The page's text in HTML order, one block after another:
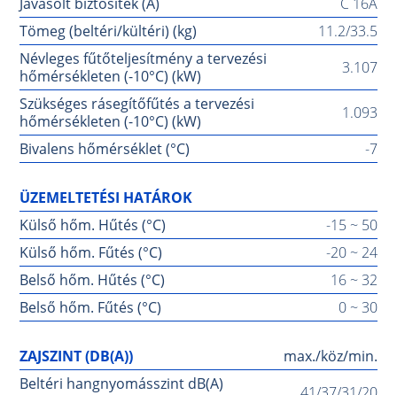
Tömeg (beltéri/kültéri) (kg)
11.2/33.5
Névleges fűtőteljesítmény a tervezési
hőmérsékleten (-10°C) (kW)
3.107
Szükséges rásegítőfűtés a tervezési
hőmérsékleten (-10°C) (kW)
1.093
Bivalens hőmérséklet (°C)
-7
ÜZEMELTETÉSI HATÁROK
Külső hőm. Hűtés (°C)
-15 ~ 50
Külső hőm. Fűtés (°C)
-20 ~ 24
Belső hőm. Hűtés (°C)
16 ~ 32
Belső hőm. Fűtés (°C)
0 ~ 30
ZAJSZINT (DB(A))
max./köz/min.
Beltéri hangnyomásszint dB(A)